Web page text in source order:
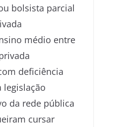
bolsista parcial
médio entre
deficiência
legislação
da rede pública
cursar